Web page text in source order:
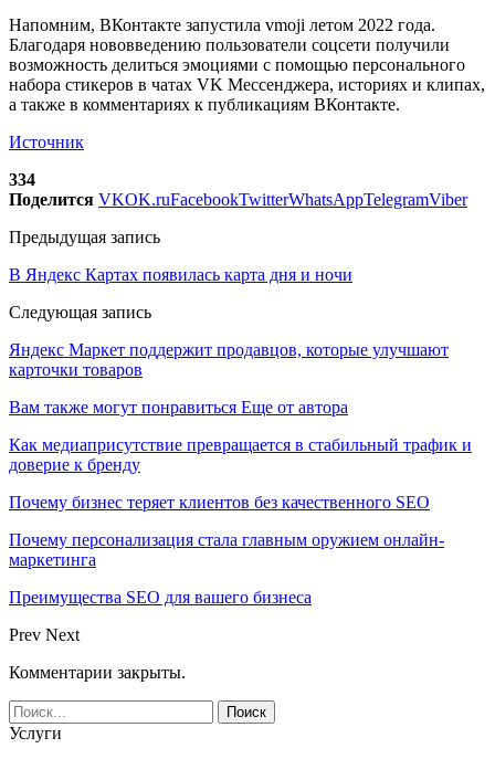
Напомним, ВКонтакте запустила vmoji летом 2022 года.
Благодаря нововведению пользователи соцсети получили
возможность делиться эмоциями с помощью персонального
набора стикеров в чатах VK Мессенджера, историях и клипах,
а также в комментариях к публикациям ВКонтакте.
Источник
334
Поделится VKOK.ruFacebookTwitterWhatsAppTelegramViber
Предыдущая запись
В Яндекс Картах появилась карта дня и ночи
Следующая запись
Яндекс Маркет поддержит продавцов, которые улучшают
карточки товаров
Вам также могут понравиться Еще от автора
Как медиаприсутствие превращается в стабильный трафик и
доверие к бренду
Почему бизнес теряет клиентов без качественного SEO
Почему персонализация стала главным оружием онлайн-
маркетинга
Преимущества SEO для вашего бизнеса
Prev Next
Комментарии закрыты.
Услуги